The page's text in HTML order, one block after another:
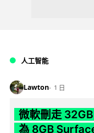
人工智能
Lawton 1 日
微軟刪走
為 8GB